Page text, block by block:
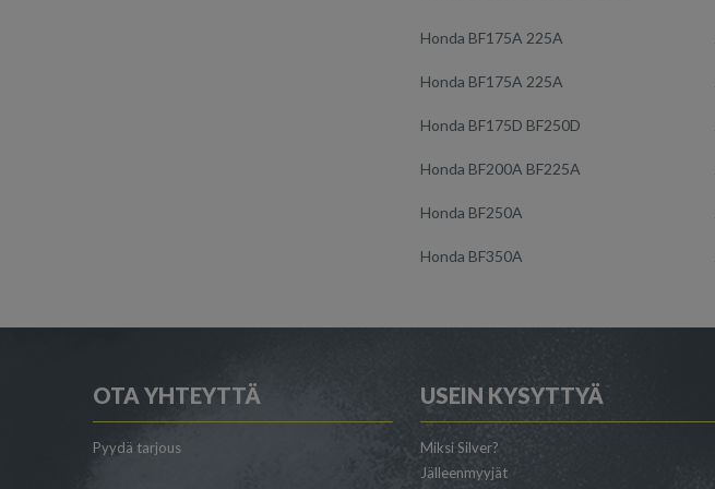
Honda BF175A 225A
Honda BF175A 225A
Honda BF175D BF250D
Honda BF200A BF225A
Honda BF250A
Honda BF350A
OTA YHTEYTTÄ
Pyydä tarjous
USEIN KYSYTTYÄ
Miksi Silver?
Jälleenmyyjät